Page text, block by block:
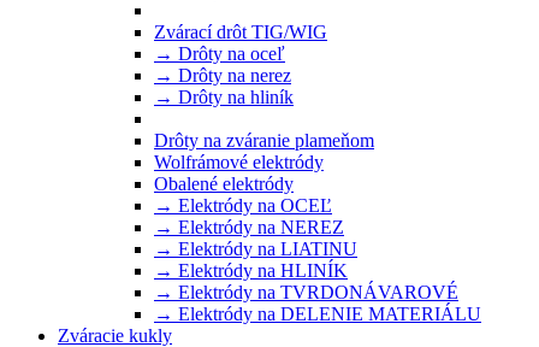
Zvárací drôt TIG/WIG
→ Drôty na oceľ
→ Drôty na nerez
→ Drôty na hliník
Drôty na zváranie plameňom
Wolfrámové elektródy
Obalené elektródy
→ Elektródy na OCEĽ
→ Elektródy na NEREZ
→ Elektródy na LIATINU
→ Elektródy na HLINÍK
→ Elektródy na TVRDONÁVAROVÉ
→ Elektródy na DELENIE MATERIÁLU
Zváracie kukly